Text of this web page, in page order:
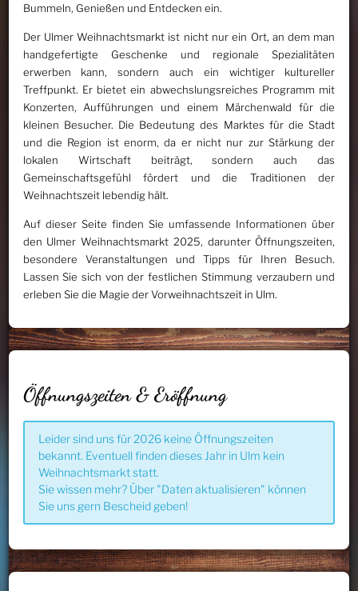
Bummeln, Genießen und Entdecken ein.
Der Ulmer Weihnachtsmarkt ist nicht nur ein Ort, an dem man
handgefertigte Geschenke und regionale Spezialitäten
erwerben kann, sondern auch ein wichtiger kultureller
Treffpunkt. Er bietet ein abwechslungsreiches Programm mit
Konzerten, Aufführungen und einem Märchenwald für die
kleinen Besucher. Die Bedeutung des Marktes für die Stadt
und die Region ist enorm, da er nicht nur zur Stärkung der
lokalen Wirtschaft beiträgt, sondern auch das
Gemeinschaftsgefühl fördert und die Traditionen der
Weihnachtszeit lebendig hält.
Auf dieser Seite finden Sie umfassende Informationen über
den Ulmer Weihnachtsmarkt 2025, darunter Öffnungszeiten,
besondere Veranstaltungen und Tipps für Ihren Besuch.
Lassen Sie sich von der festlichen Stimmung verzaubern und
erleben Sie die Magie der Vorweihnachtszeit in Ulm.
Öffnungszeiten & Eröffnung
Leider sind uns für 2026 keine Öffnungszeiten
bekannt. Eventuell finden dieses Jahr in Ulm kein
Weihnachtsmarkt statt.
Sie wissen mehr? Über "Daten aktualisieren" können
Sie uns gern Bescheid geben!